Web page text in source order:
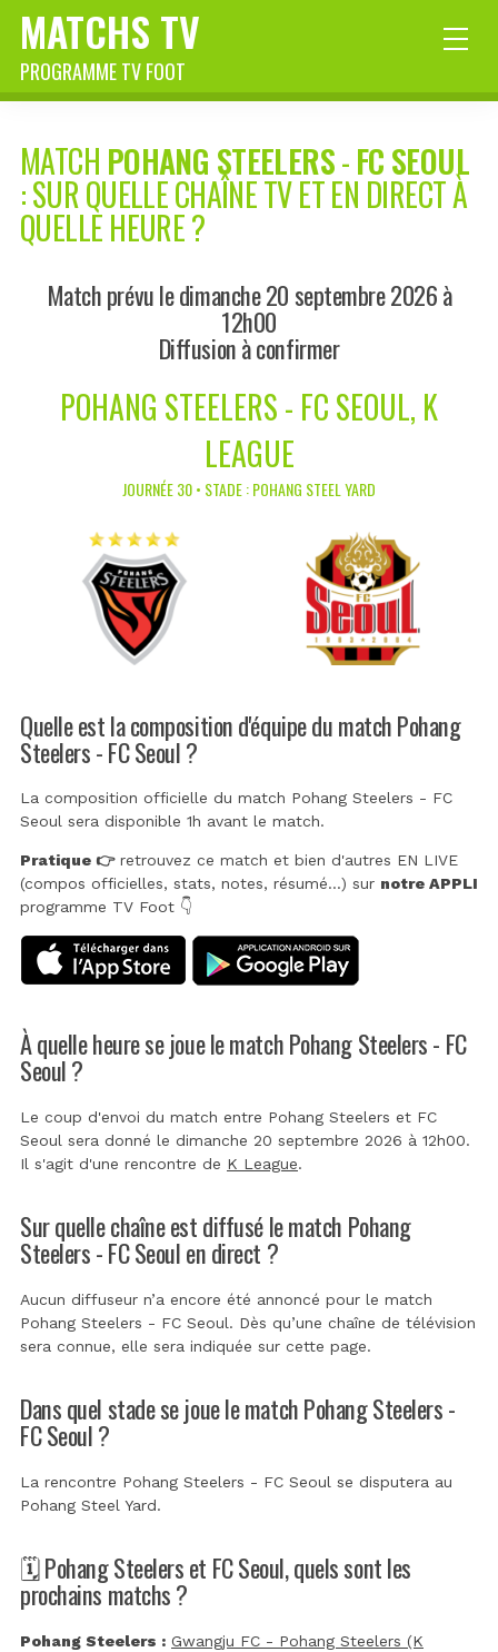
MATCHS TV
PROGRAMME TV FOOT
MATCH POHANG STEELERS-FC SEOUL
: SUR QUELLE CHAÎNE TV ET EN DIRECT À
QUELLE HEURE ?
Match prévu le dimanche 20 septembre 2026 à
12h00
Diffusion à confirmer
POHANG STEELERS - FC SEOUL, K
LEAGUE
JOURNÉE 30 • STADE : POHANG STEEL YARD
Quelle est la composition d'équipe du match Pohang
Steelers - FC Seoul ?
La composition officielle du match Pohang Steelers - FC
Seoul sera disponible 1h avant le match.
Pratique 👉retrouvez ce match et bien d'autres EN LIVE
(compos officielles, stats, notes, résumé...) sur notre APPLI
programme TV Foot 👇
À quelle heure se joue le match Pohang Steelers - FC
Seoul ?
Le coup d'envoi du match entre Pohang Steelers et FC
Seoul sera donné le dimanche 20 septembre 2026 à 12h00.
Il s'agit d'une rencontre de K League.
Sur quelle chaîne est diffusé le match Pohang
Steelers - FC Seoul en direct ?
Aucun diffuseur n’a encore été annoncé pour le match
Pohang Steelers - FC Seoul. Dès qu’une chaîne de télévision
sera connue, elle sera indiquée sur cette page.
Dans quel stade se joue le match Pohang Steelers -
FC Seoul ?
La rencontre Pohang Steelers - FC Seoul se disputera au
Pohang Steel Yard.
🗓️ Pohang Steelers et FC Seoul, quels sont les
prochains matchs ?
Pohang Steelers : Gwangju FC - Pohang Steelers (K